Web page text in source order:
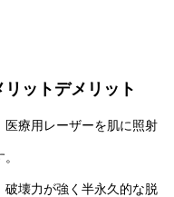
ットデメリット
医療用レーザーを肌に照射
壊力が強く半永久的な脱